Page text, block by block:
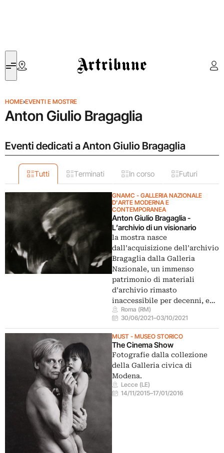
Artribune
HOME›EVENTI E MOSTRE
Anton Giulio Bragaglia
Eventi dedicati a Anton Giulio Bragaglia
Tutti Terminati In corso Futuri
GNAMC - GALLERIA NAZIONALE
D'ARTE MODERNA E
CONTEMPORANEA
Anton Giulio Bragaglia -
L’archivio di un visionario
la mostra nasce
dall’acquisizione dell’archivio
Bragaglia dalla Galleria
Nazionale, un immenso
patrimonio di materiali
d’archivio rimasto
inaccessibile per decenni, e…
Roma (RM)
30/06/2021–03/10/2021
MUST - MUSEO STORICO
The Cinema Show
Fotografie dalla collezione
della Galleria civica di
Modena.
Lecce (LE)
14/11/2015–17/01/2016